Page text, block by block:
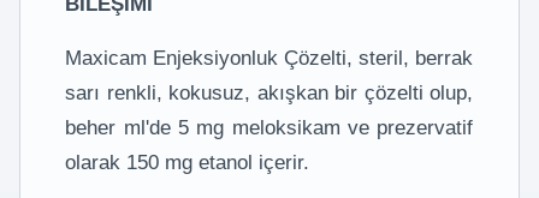
BİLEŞİMİ
Maxicam Enjeksiyonluk Çözelti, steril, berrak
sarı renkli, kokusuz, akışkan bir çözelti olup,
beher ml'de 5 mg meloksikam ve prezervatif
olarak 150 mg etanol içerir.